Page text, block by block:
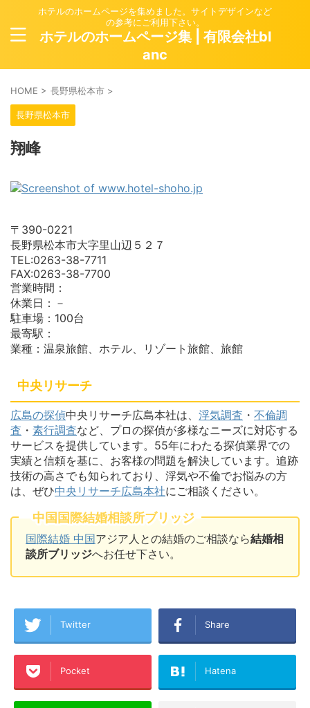
ホテルのホームページを集めました。サイトデザインなど
の参考にご利用下さい。
ホテルのホームページ集 | 有限会社bl
anc
HOME > 長野県松本市 >
長野県松本市
翔峰
〒390-0221
長野県松本市大字里山辺５２７
TEL:0263-38-7711
FAX:0263-38-7700
営業時間：
休業日：－
駐車場：100台
最寄駅：
業種：温泉旅館、ホテル、リゾート旅館、旅館
中央リサーチ
広島の探偵中央リサーチ広島本社は、 浮気調査 ・ 不倫調
査 ・ 素行調査など、プロの探偵が多様なニーズに対応する
サービスを提供しています。55年にわたる探偵業界での
実績と信頼を基に、お客様の問題を解決しています。追跡
技術の高さでも知られており、浮気や不倫でお悩みの方
は、ぜひ中央リサーチ広島本社にご相談ください。
中国国際結婚相談所ブリッジ
国際結婚 中国アジア人との結婚のご相談なら結婚相
談所ブリッジへお任せ下さい。
Twitter Share
Pocket Hatena